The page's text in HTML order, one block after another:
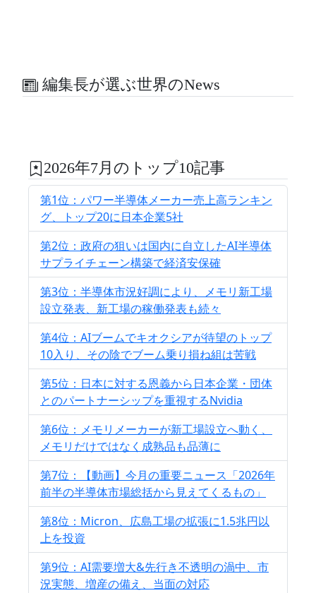
編集長が選ぶ世界のNews
2026年7月のトップ10記事
第1位：パワー半導体メーカー売上高ランキン
グ、トップ20に日本企業5社
第2位：政府の狙いは国内に自立したAI半導体
サプライチェーン構築で経済安保確
第3位：半導体市況好調により、メモリ新工場
設立発表、新工場の稼働発表も続々
第4位：AIブームでキオクシアが待望のトップ
10入り、その陰でブーム乗り損ね組は苦戦
第5位：日本に対する恩義から日本企業・団体
とのパートナーシップを重視するNvidia
第6位：メモリメーカーが新工場設立へ動く、
メモリだけではなく成熟品も品薄に
第7位：【動画】今月の重要ニュース「2026年
前半の半導体市場総括から見えてくるもの」
第8位：Micron、広島工場の拡張に1.5兆円以
上を投資
第9位：AI需要増大&先行き不透明の渦中、市
況実態、増産の備え、当面の対応